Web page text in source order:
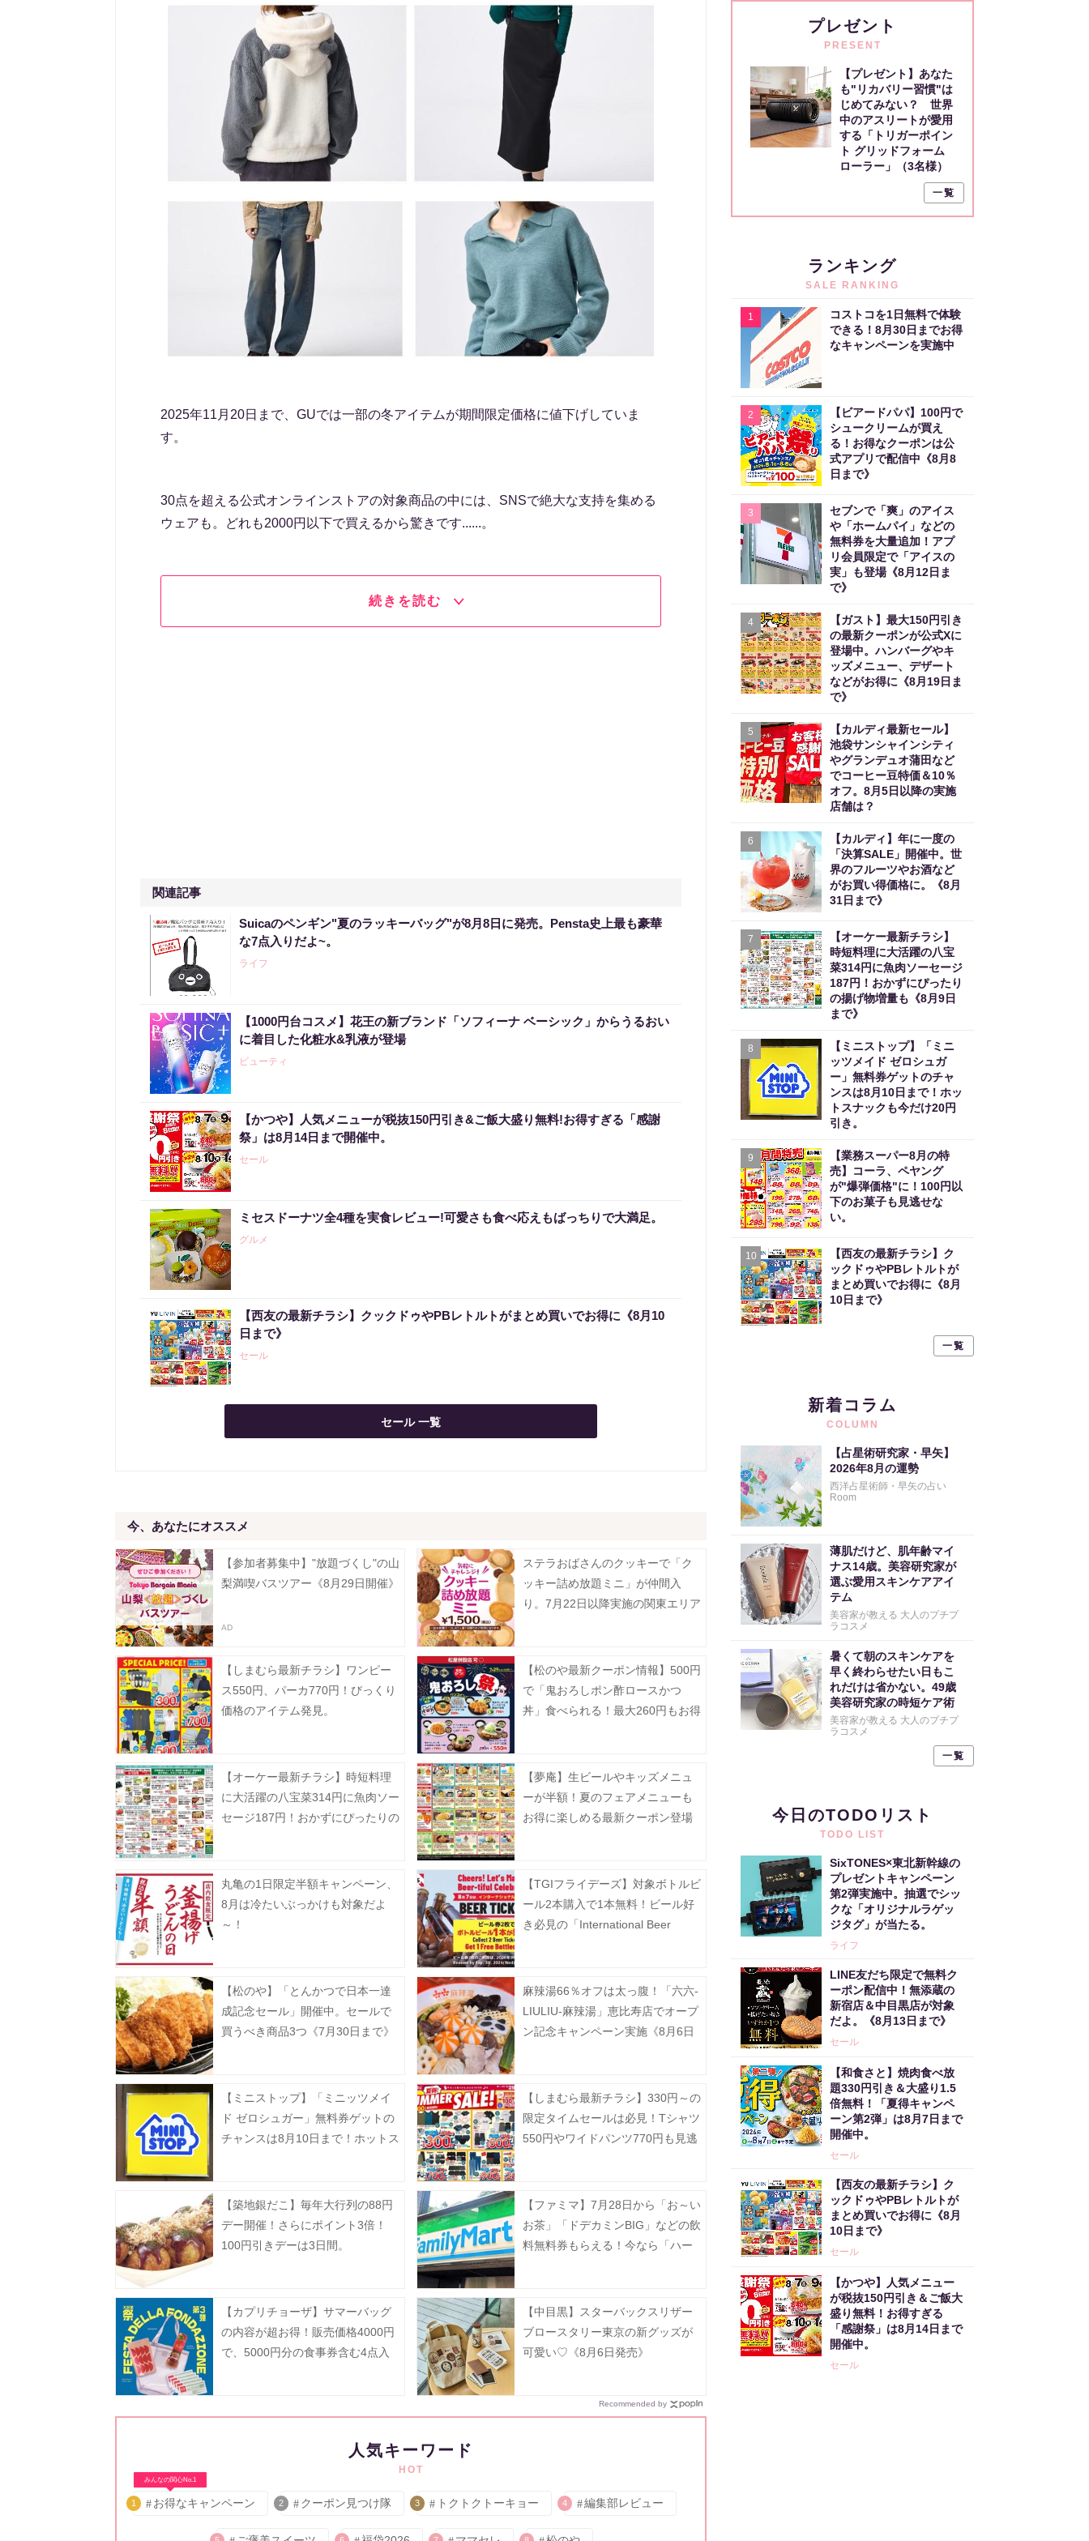
2025年11月20日まで、GUでは一部の冬アイテムが期間限定価格に値下げしていま
す。
30点を超える公式オンラインストアの対象商品の中には、SNSで絶大な支持を集める
ウェアも。どれも2000円以下で買えるから驚きです......。
続きを読む
関連記事
Suicaのペンギン"夏のラッキーバッグ"が8月8日に発売。Pensta史上最も豪華
な7点入りだよ~。
ライフ
【1000円台コスメ】花王の新ブランド「ソフィーナ ベーシック」からうるおい
に着目した化粧水&乳液が登場
ビューティ
【かつや】人気メニューが税抜150円引き&ご飯大盛り無料!お得すぎる「感謝
祭」は8月14日まで開催中。
セール
ミセスドーナツ全4種を実食レビュー!可愛さも食べ応えもばっちりで大満足。
グルメ
【西友の最新チラシ】クックドゥやPBレトルトがまとめ買いでお得に《8月10
日まで》
セール
セール 一覧
今、あなたにオススメ
【参加者募集中】"放題づくし"の山
梨満喫バスツアー《8月29日開催》
ステラおばさんのクッキーで「ク
ッキー詰め放題ミニ」が仲間入
り。7月22日以降実施の関東エリア
【しまむら最新チラシ】ワンピー
ス550円、パーカ770円！びっくり
価格のアイテム発見。
【松のや最新クーポン情報】500円
で「鬼おろしポン酢ロースかつ
丼」食べられる！最大260円もお得
【オーケー最新チラシ】時短料理
に大活躍の八宝菜314円に魚肉ソー
セージ187円！おかずにぴったりの
【夢庵】生ビールやキッズメニュ
ーが半額！夏のフェアメニューも
お得に楽しめる最新クーポン登場
丸亀の1日限定半額キャンペーン、
8月は冷たいぶっかけも対象だよ
～！
【TGIフライデーズ】対象ボトルビ
ール2本購入で1本無料！ビール好
き必見の「International Beer
【松のや】「とんかつで日本一達
成記念セール」開催中。セールで
買うべき商品3つ《7月30日まで》
麻辣湯66％オフは太っ腹！「六六-
LIULIU-麻辣湯」恵比寿店でオープ
ン記念キャンペーン実施《8月6日
【ミニストップ】「ミニッツメイ
ド ゼロシュガー」無料券ゲットの
チャンスは8月10日まで！ホットス
【しまむら最新チラシ】330円～の
限定タイムセールは必見！Tシャツ
550円やワイドパンツ770円も見逃
【築地銀だこ】毎年大行列の88円
デー開催！さらにポイント3倍！
100円引きデーは3日間。
【ファミマ】7月28日から「お～い
お茶」「ドデカミンBIG」などの飲
料無料券もらえる！今なら「ハー
【カプリチョーザ】サマーバッグ
の内容が超お得！販売価格4000円
で、5000円分の食事券含む4点入
【中目黒】スターバックスリザー
ブロースタリー東京の新グッズが
可愛い♡《8月6日発売》
Recommended by
人気キーワード
HOT
みんなの関心No.1
1 お得なキャンペーン 2 クーポン見つけ隊 3 トクトクトーキョー 4 編集部レビュー
プレゼント
PRESENT
【プレゼント】あなた
も"リカバリー習慣"は
じめてみない？ 世界
中のアスリートが愛用
する「トリガーポイン
ト グリッドフォーム
ローラー」（3名様）
一覧
ランキング
SALE RANKING
1
コストコを1日無料で体験
できる！8月30日までお得
なキャンペーンを実施中
2
【ビアードパパ】100円で
シュークリームが買え
る！お得なクーポンは公
式アプリで配信中《8月8
日まで》
3
セブンで「爽」のアイス
や「ホームパイ」などの
無料券を大量追加！アプ
リ会員限定で「アイスの
実」も登場《8月12日ま
で》
4
【ガスト】最大150円引き
の最新クーポンが公式Xに
登場中。ハンバーグやキ
ッズメニュー、デザート
などがお得に《8月19日ま
で》
5
【カルディ最新セール】
池袋サンシャインシティ
やグランデュオ蒲田など
でコーヒー豆特価＆10％
オフ。8月5日以降の実施
店舗は？
6
【カルディ】年に一度の
「決算SALE」開催中。世
界のフルーツやお酒など
がお買い得価格に。《8月
31日まで》
7
【オーケー最新チラシ】
時短料理に大活躍の八宝
菜314円に魚肉ソーセージ
187円！おかずにぴったり
の揚げ物増量も《8月9日
まで》
8
【ミニストップ】「ミニ
ッツメイド ゼロシュガ
ー」無料券ゲットのチャ
ンスは8月10日まで！ホッ
トスナックも今だけ20円
引き。
9
【業務スーパー8月の特
売】コーラ、ペヤング
が"爆弾価格"に！100円以
下のお菓子も見逃せな
い。
10
【西友の最新チラシ】ク
ックドゥやPBレトルトが
まとめ買いでお得に《8月
10日まで》
一覧
新着コラム
COLUMN
【占星術研究家・早矢】
2026年8月の運勢
西洋占星術師・早矢の占い
Room
薄肌だけど、肌年齢マイ
ナス14歳。美容研究家が
選ぶ愛用スキンケアアイ
テム
美容家が教える 大人のプチプ
ラコスメ
暑くて朝のスキンケアを
早く終わらせたい日もこ
れだけは省かない。49歳
美容研究家の時短ケア術
美容家が教える 大人のプチプ
ラコスメ
一覧
今日のTODOリスト
TODO LIST
SixTONES×東北新幹線の
プレゼントキャンペーン
第2弾実施中。抽選でシッ
クな「オリジナルラゲッ
ジタグ」が当たる。
ライフ
LINE友だち限定で無料ク
ーポン配信中！無添蔵の
新宿店＆中目黒店が対象
だよ。《8月13日まで》
セール
【和食さと】焼肉食べ放
題330円引き＆大盛り1.5
倍無料！「夏得キャンペ
ーン第2弾」は8月7日まで
開催中。
セール
【西友の最新チラシ】ク
ックドゥやPBレトルトが
まとめ買いでお得に《8月
10日まで》
セール
【かつや】人気メニュー
が税抜150円引き＆ご飯大
盛り無料！お得すぎる
「感謝祭」は8月14日まで
開催中。
セール